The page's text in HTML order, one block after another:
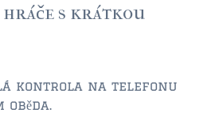
hráče s krátkou
kontrola na telefonu
oběda.